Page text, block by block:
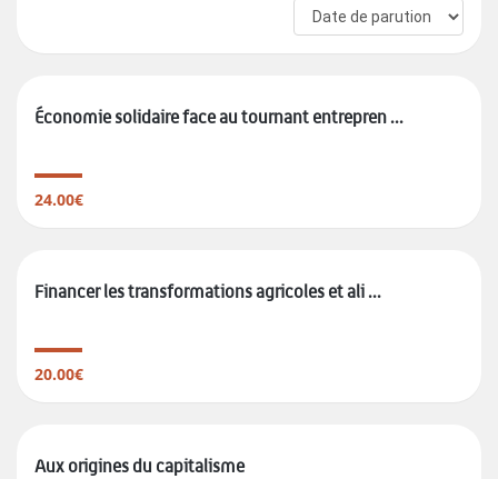
Économie solidaire face au tournant entrepren ...
24.00€
Financer les transformations agricoles et ali ...
20.00€
Aux origines du capitalisme